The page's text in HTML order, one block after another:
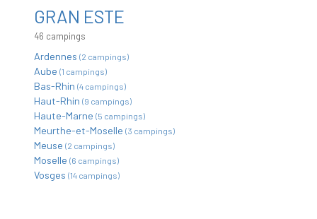
GRAN ESTE
46 campings
Ardennes (2 campings)
Aube (1 campings)
Bas-Rhin (4 campings)
Haut-Rhin (9 campings)
Haute-Marne (5 campings)
Meurthe-et-Moselle (3 campings)
Meuse (2 campings)
Moselle (6 campings)
Vosges (14 campings)